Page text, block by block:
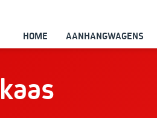
HOME AANHANGWAGENS